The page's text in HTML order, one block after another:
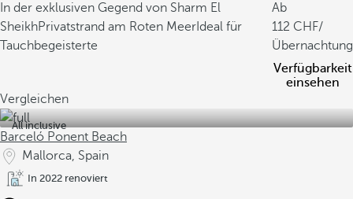
In der exklusiven Gegend von Sharm El
SheikhPrivatstrand am Roten Meer Ideal für
Tauchbegeisterte
Ab
112
/
Übernachtung
Verfügbarkeit
einsehen
Vergleichen
All inclusive
Barceló Ponent Beach
Mallorca, Spain
In 2022 renoviert